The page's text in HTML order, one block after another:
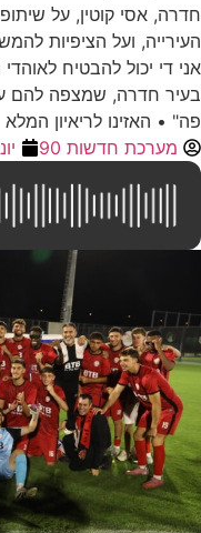
חדרה, אסי קוטין, על
העירייה, ועל הציפיות
אני די יכול להבטיח
בעיר חדרה, שמצפה להם
פה" • האזינו לריאיון המלא
מערכת חדשות 90
יוני 11,